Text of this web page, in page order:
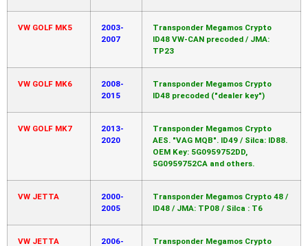
VW GOLF MK5
2003-
2007
Transponder Megamos Crypto
ID48 VW-CAN precoded / JMA:
TP23
VW GOLF MK6
2008-
2015
Transponder Megamos Crypto
ID48 precoded ("dealer key")
VW GOLF MK7
2013-
2020
Transponder Megamos Crypto
AES. "VAG MQB". ID49 / Silca: ID88.
OEM Key: 5G0959752DD,
5G0959752CA and others.
VW JETTA
2000-
2005
Transponder Megamos Crypto 48 /
ID48 / JMA: TP08 / Silca : T6
VW JETTA
2006-
Transponder Megamos Crypto